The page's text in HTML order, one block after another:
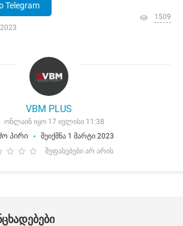
Telegram
1509
VBM PLUS
ონლაინ იყო 17 ივლისი 11:38
პირი
შეიქმნა 1 მარტი 2023
შეფასებები არ არის